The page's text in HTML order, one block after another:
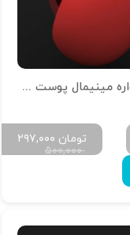
گوشواره مینیمال پوست خور تمام آینه G-M-P-19
۵۰۰,۰۰۰
۲۹۷,۰۰۰ تومان